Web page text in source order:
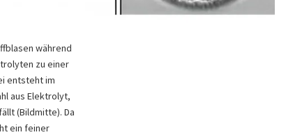
während
zu einer
entsteht im
aus Elektrolyt,
(Bildmitte). Da
ein feiner